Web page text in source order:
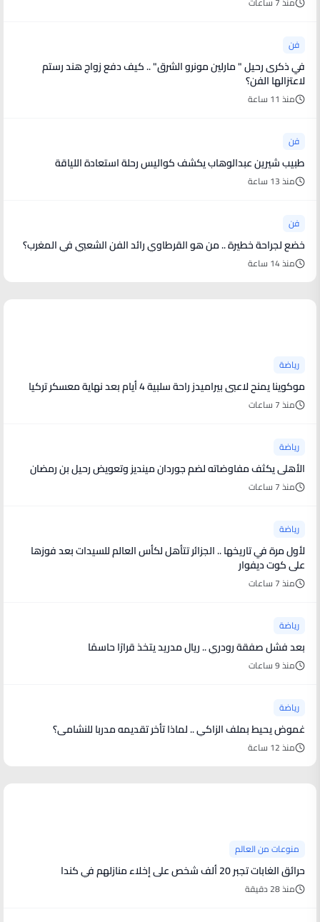
فن
في ذكرى رحيل " مارلين مونرو الشرق" .. كيف دفع زواج هند رستم
لاعتزالها الفن؟
منذ 11 ساعة
فن
طبيب شيرين عبدالوهاب يكشف كواليس رحلة استعادة اللياقة
منذ 13 ساعة
فن
خضع لجراحة خطيرة .. من هو القرطاوي رائد الفن الشعبي في المغرب؟
منذ 14 ساعة
رياضة
موكوينا يمنح لاعبى بيراميدز راحة سلبية 4 أيام بعد نهاية معسكر تركيا
منذ 7 ساعات
رياضة
الأهلى يكثف مفاوضاته لضم جوردان مينديز وتعويض رحيل بن رمضان
منذ 7 ساعات
رياضة
لأول مرة في تاريخها .. الجزائر تتأهل لكأس العالم للسيدات بعد فوزها
على كوت ديفوار
منذ 7 ساعات
رياضة
بعد فشل صفقة رودري .. ريال مدريد يتخذ قرارًا حاسمًا
منذ 9 ساعات
رياضة
غموض يحيط بملف الزاكي .. لماذا تأخر تقديمه مدربا للنشامى؟
منذ 12 ساعة
منوعات من العالم
حرائق الغابات تجبر 20 ألف شخص على إخلاء منازلهم في كندا
منذ 28 دقيقة